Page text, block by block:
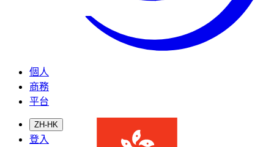
個人
商務
平台
ZH-HK
登入